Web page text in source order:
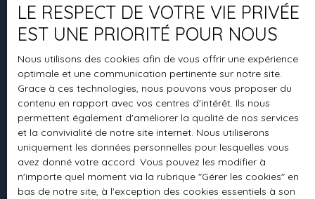
+33 6 62 52 98 21
8 rue des Vendangeurs
94440 Marolles
LE RESPECT DE VOTRE VIE PRIVÉE
EST UNE PRIORITÉ POUR NOUS
Nous utilisons des cookies afin de vous offrir une expérience
optimale et une communication pertinente sur notre site.
Grace à ces technologies, nous pouvons vous proposer du
contenu en rapport avec vos centres d'intérêt. Ils nous
permettent également d'améliorer la qualité de nos services
et la convivialité de notre site internet. Nous utiliserons
uniquement les données personnelles pour lesquelles vous
avez donné votre accord. Vous pouvez les modifier à
n'importe quel moment via la rubrique ″Gérer les cookies″ en
bas de notre site, à l'exception des cookies essentiels à son